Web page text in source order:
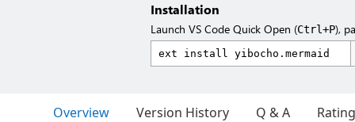
Installation
Launch VS Code Quick Open (Ctrl+P),
Overview Version History Q & A